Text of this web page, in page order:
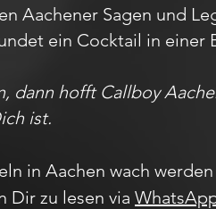
Aachener Sagen und
ein Cocktail in
hofft Callboy
ist.
in Aachen wach
Dir zu lesen via